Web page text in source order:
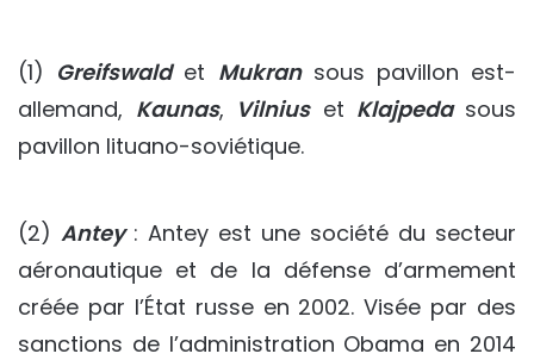
(1) Greifswaldet Mukransous pavillon est-
allemand, Kaunas, Vilniuset Klajpeda sous
pavillon lituano-soviétique.
(2) Antey : Antey est une société du secteur
aéronautique et de la défense d’armement
créée par l’État russe en 2002. Visée par des
sanctions de l’administration Obama en 2014